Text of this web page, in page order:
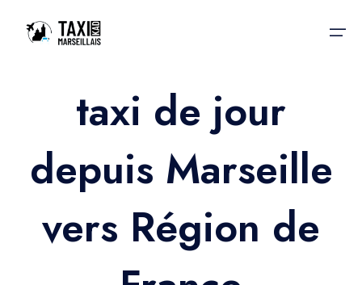
Accueil
Nos services
Nos services
Trajet Gare SNCF
Trajet Port croisière
Taxis aéroport
Réservation
Actualités & évènements
taxi de jour
depuis Marseille
vers Région de